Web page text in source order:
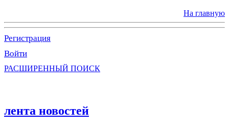
На главную
Регистрация
Войти
РАСШИРЕННЫЙ ПОИСК
лента новостей